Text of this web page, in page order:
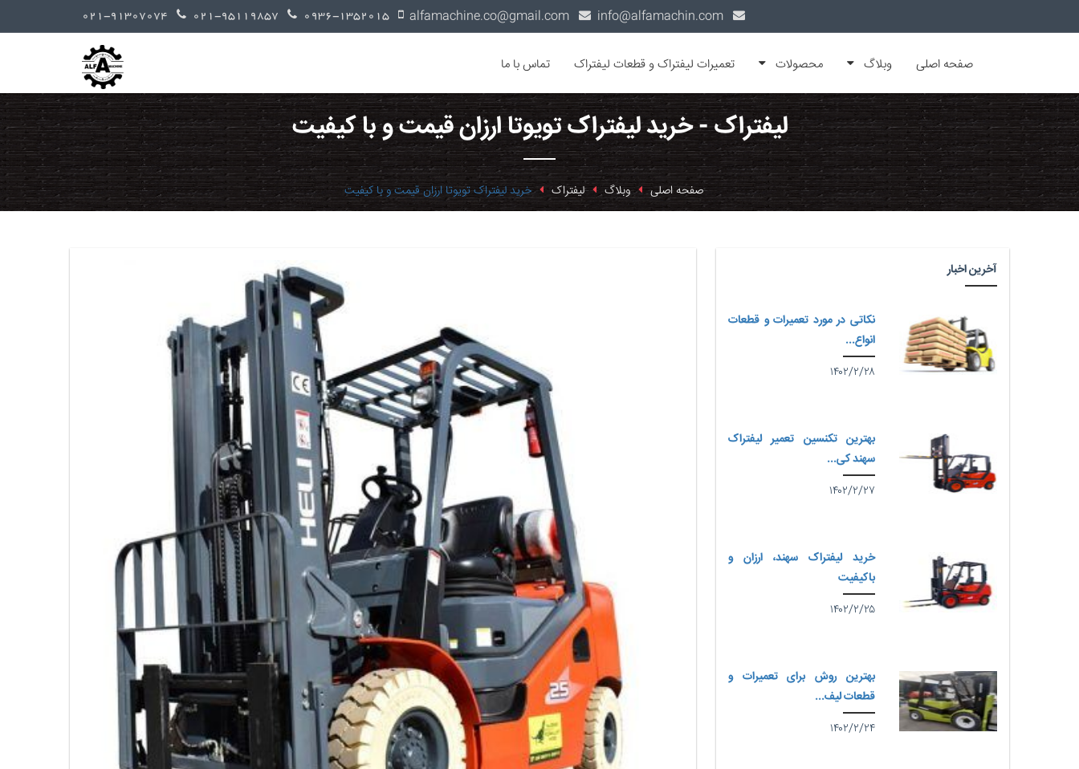
صفحه اصلی وبلاگ محصولات تعمیرات لیفتراک و قطعات لیفتراک تماس با ما
لیفتراک - خرید لیفتراک تویوتا ارزان قیمت و با کیفیت
صفحه اصلی وبلاگ لیفتراک خرید لیفتراک تویوتا ارزان قیمت و با کیفیت
آخرین اخبار
نکاتی در مورد تعمیرات و قطعات
انواع...
۱۴۰۲/۲/۲۸
بهترین تکنسین تعمیر لیفتراک
سهند کی...
۱۴۰۲/۲/۲۷
خرید لیفتراک سهند، ارزان و
باکیفیت
۱۴۰۲/۲/۲۵
بهترین روش برای تعمیرات و
قطعات لیف...
۱۴۰۲/۲/۲۴